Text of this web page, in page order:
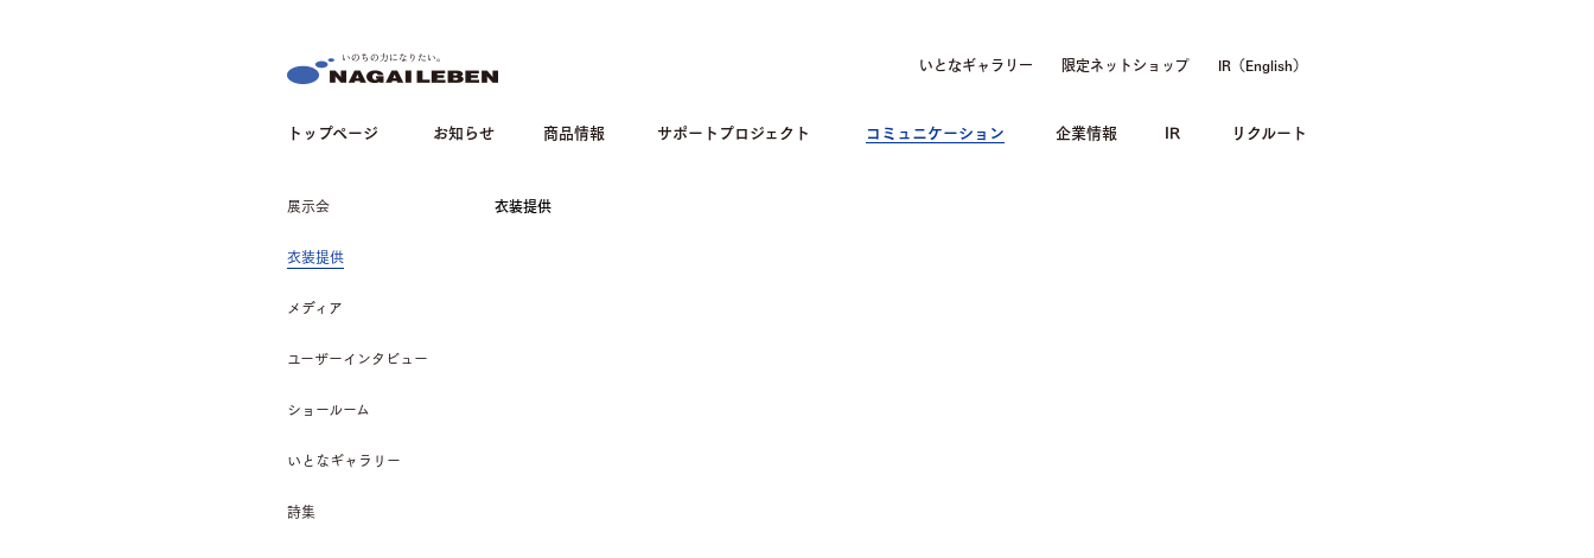
いとなギャラリー 限定ネットショップ IR（English）
トップページ お知らせ 商品情報 サポートプロジェクト コミュニケーション 企業情報 IR リクルート
展示会
衣装提供
メディア
ユーザーインタビュー
ショールーム
いとなギャラリー
詩集
衣装提供